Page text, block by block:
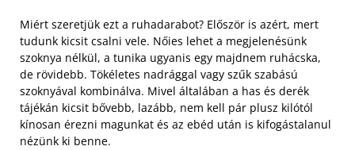
Miért szeretjük ezt a ruhadarabot? Először is azért, mert
tudunk kicsit csalni vele. Nőies lehet a megjelenésünk
szoknya nélkül, a tunika ugyanis egy majdnem ruhácska,
de rövidebb. Tökéletes nadrággal vagy szűk szabású
szoknyával kombinálva. Mivel általában a has és derék
tájékán kicsit bővebb, lazább, nem kell pár plusz kilótól
kínosan érezni magunkat és az ebéd után is kifogástalanul
nézünk ki benne.